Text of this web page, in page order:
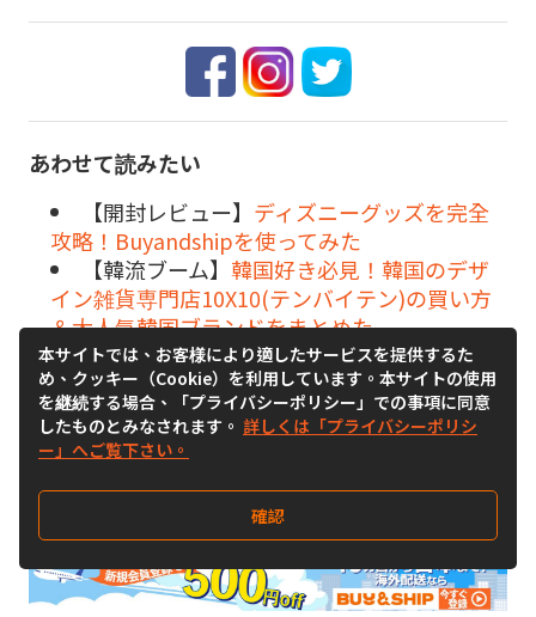
あわせて読みたい
【開封レビュー】 ディズニーグッズを完全
攻略！Buyandshipを使ってみた
【韓流ブーム】 韓国好き必見！韓国のデザ
イン雑貨専門店10X10(テンバイテン)の買い方
＆大人気韓国ブランドをまとめた
【買い物ガイド】赤ちゃんに着せたい！
Ralph Laurenアメリカ公式サイトの利用ガイド
【タオ★ナビ】話題沸騰の中国コスメ！注
目の人気コスメブランド15選
【比較してみた】
送代行サービスの違いを比較！
本サイトでは、お客様により適したサービスを提供するた
め、クッキー（Cookie）を利用しています。本サイトの使用
を継続する場合、「プライバシーポリシー」での事項に同意
したものとみなされます。 詳しくは「プライバシーポリシ
ー」へご覧下さい。
確認